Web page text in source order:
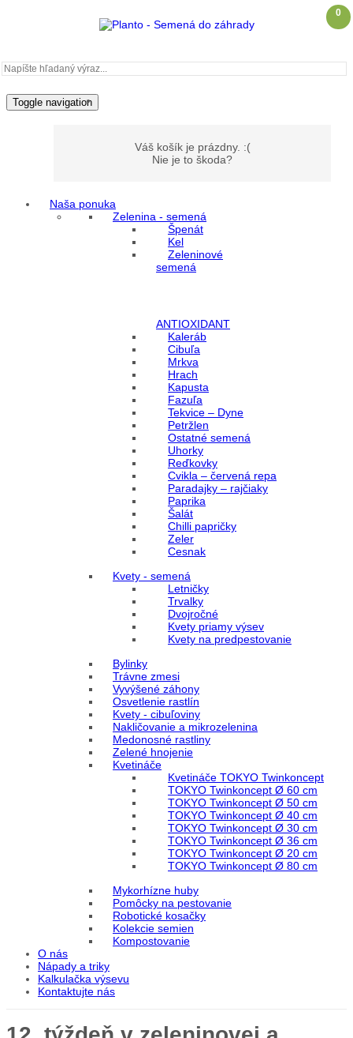
Toggle navigation
0
Váš košík je prázdny. :(
Nie je to škoda?
Naša ponuka
Zelenina - semená
Špenát
Kel
Zeleninové
semená
ANTIOXIDANT
Kaleráb
Cibuľa
Mrkva
Hrach
Kapusta
Fazuľa
Tekvice – Dyne
Petržlen
Ostatné semená
Uhorky
Reďkovky
Cvikla – červená repa
Paradajky – rajčiaky
Paprika
Šalát
Chilli papričky
Zeler
Cesnak
Kvety - semená
Letničky
Trvalky
Dvojročné
Kvety priamy výsev
Kvety na predpestovanie
Bylinky
Trávne zmesi
Vyvýšené záhony
Osvetlenie rastlín
Kvety - cibuľoviny
Nakličovanie a mikrozelenina
Medonosné rastliny
Zelené hnojenie
Kvetináče
Kvetináče TOKYO Twinkoncept
TOKYO Twinkoncept Ø 60 cm
TOKYO Twinkoncept Ø 50 cm
TOKYO Twinkoncept Ø 40 cm
TOKYO Twinkoncept Ø 30 cm
TOKYO Twinkoncept Ø 36 cm
TOKYO Twinkoncept Ø 20 cm
TOKYO Twinkoncept Ø 80 cm
Mykorhízne huby
Pomôcky na pestovanie
Robotické kosačky
Kolekcie semien
Kompostovanie
O nás
Nápady a triky
Kalkulačka výsevu
Kontaktujte nás